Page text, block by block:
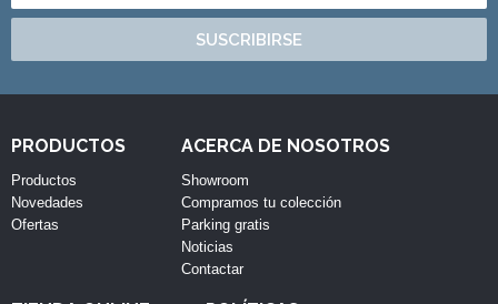
SUSCRIBIRSE
PRODUCTOS
Productos
Novedades
Ofertas
ACERCA DE NOSOTROS
Showroom
Compramos tu colección
Parking gratis
Noticias
Contactar